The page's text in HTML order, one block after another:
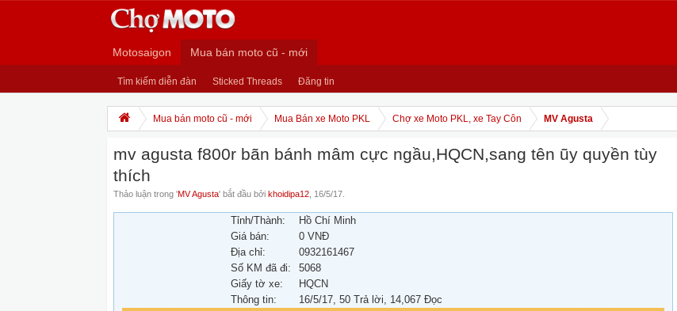
Motosaigon Mua bán moto cũ - mới
Tìm kiếm diễn đàn Sticked Threads Đăng tin
Mua bán moto cũ - mới Mua Bán xe Moto PKL Chợ xe Moto PKL, xe Tay Côn MV Agusta
mv agusta f800r bãn bánh mâm cực ngầu,HQCN,sang tên ũy quyền tùy
thích
Thảo luận trong 'MV Agusta' bắt đầu bởi khoidipa12 16/5/17
Tỉnh/Thành:
Hồ Chí Minh
Giá bán:
0 VNĐ
Địa chỉ:
0932161467
Số KM đã đi:
5068
Giấy tờ xe:
HQCN
Thông tin:
16/5/17, 50 Trả lời, 14,067 Đọc